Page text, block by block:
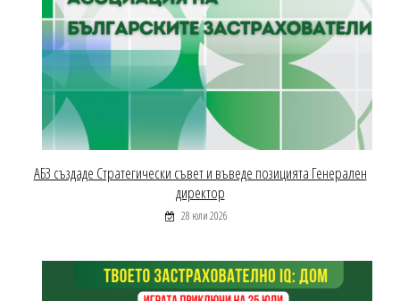
АБЗ създаде Стратегически съвет и въведе позицията Генерален
директор
28 юли 2026